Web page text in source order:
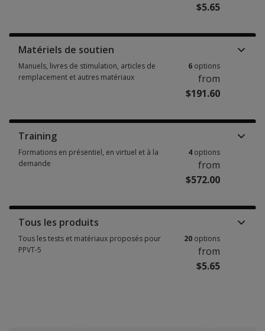
$5.65
Matériels de soutien
Manuels, livres de stimulation, articles de
remplacement et autres matériaux
6 options
from
$191.60
Training
Formations en présentiel, en virtuel et à la
demande
4 options
from
$572.00
Tous les produits
Tous les tests et matériaux proposés pour
PPVT-5
20 options
from
$5.65